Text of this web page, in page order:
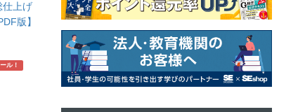
仕上げ
版】
ル！